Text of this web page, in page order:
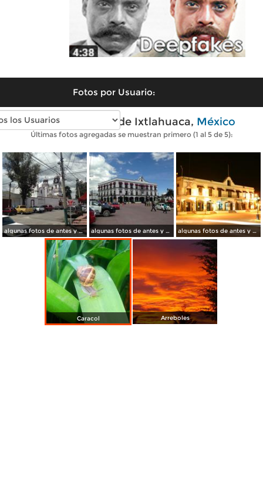
Fotos por Usuario:
Fotos modernas de Ixtlahuaca, México
Últimas fotos agregadas se muestran primero (1 al 5 de 5):
algunas fotos de antes y de ahora algunas fotos de antes y de ahora algunas fotos de antes y de ahora
Caracol Arreboles